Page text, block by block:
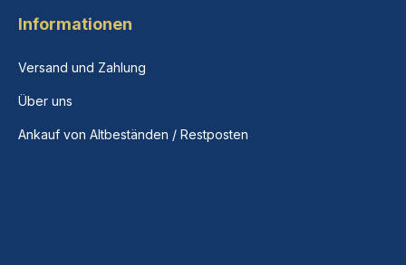
Informationen
Versand und Zahlung
Über uns
Ankauf von Altbeständen / Restposten